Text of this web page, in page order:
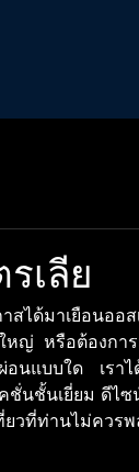
เลีย
สได้มาเยือนอ
หญ่ หรือต้องกา
นแบบใด เราไ
นชั้นเยี่ยม ดีไซ
วที่ท่านไม่ควร